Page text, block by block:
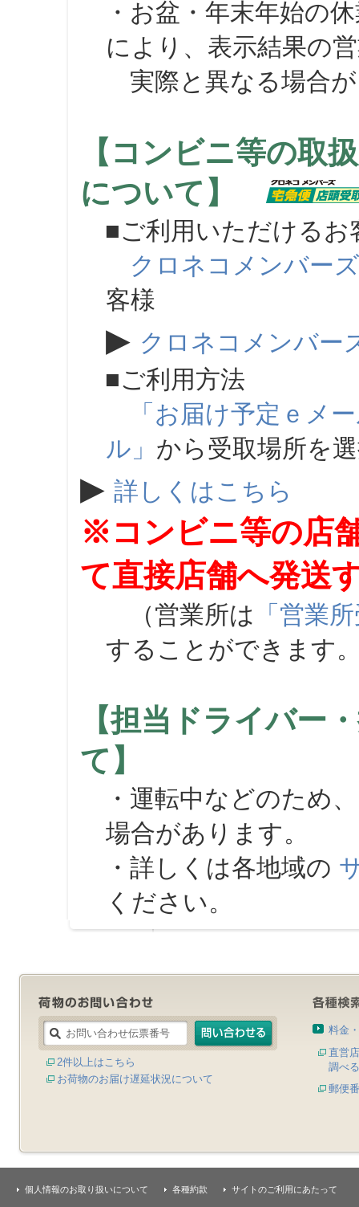
・お盆・年末年始の
により、表示結果の
実際と異なる場合が
【コンビニ等の取
について】
■ご利用いただけるお
クロネコメンバーズ
客様
▶ クロネコメンバー
■ご利用方法
「お届け予定ｅメ
ル」 から受取場所を
▶ 詳しくはこちら
※コンビニ等の店
て直接店舗へ発送
（営業所は 「営業
することができます
【担当ドライバー
て】
・運転中などのため
場合があります。
・詳しくは各地域の
ください。
2件以上はこちら
お荷物のお届け遅延状況について
料金
直営
調べる
郵便
個人情報のお取り扱いについて 各種約款 サイトのご利用にあたって